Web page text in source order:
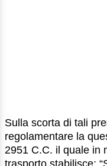
Sulla scorta di tali
regolamentare la
2951 C.C. il quale in
trasporto stabilisce: